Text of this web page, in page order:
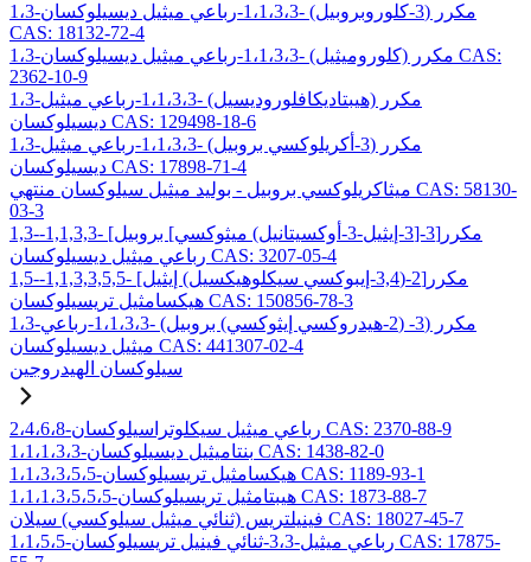
1،3-مكرر (3-كلوروبروبيل) -1،1،3،3-رباعي ميثيل ديسيلوكسان
CAS: 18132-72-4
1،3-مكرر (كلوروميثيل) -1،1،3،3-رباعي ميثيل ديسيلوكسان CAS:
2362-10-9
1،3-مكرر (هيبتاديكافلوروديسيل) -1،1،3،3-رباعي ميثيل
ديسيلوكسان CAS: 129498-18-6
1،3-مكرر (3-أكريلوكسي بروبيل) -1،1،3،3-رباعي ميثيل
ديسيلوكسان CAS: 17898-71-4
ميثاكريلوكسي بروبيل - بوليد ميثيل سيلوكسان منتهي CAS: 58130-
03-3
1,3-مكرر[3-[3-إيثيل-3-أوكسيتانيل) ميثوكسي] بروبيل] -1,1,3,3-
رباعي ميثيل ديسيلوكسان CAS: 3207-05-4
1,5-مكرر[2-(3,4-إيبوكسي سيكلوهيكسيل) إيثيل] -1,1,3,3,5,5-
هيكسامثيل تريسيلوكسان CAS: 150856-78-3
1،3-مكرر (3- (2-هيدروكسي إيثوكسي) بروبيل) -1،1،3،3-رباعي
ميثيل ديسيلوكسان CAS: 441307-02-4
سيلوكسان الهيدروجين
2،4،6،8-رباعي ميثيل سيكلوتراسيلوكسان CAS: 2370-88-9
1،1،1،3،3-بنتاميثيل ديسيلوكسان CAS: 1438-82-0
1،1،3،3،5،5-هيكسامثيل تريسيلوكسان CAS: 1189-93-1
1،1،1،3،5،5،5-هيبتامثيل تريسيلوكسان CAS: 1873-88-7
فينيلتريس (ثنائي ميثيل سيلوكسي) سيلان CAS: 18027-45-7
1،1،5،5-رباعي ميثيل-3،3-ثنائي فينيل تريسيلوكسان CAS: 17875-